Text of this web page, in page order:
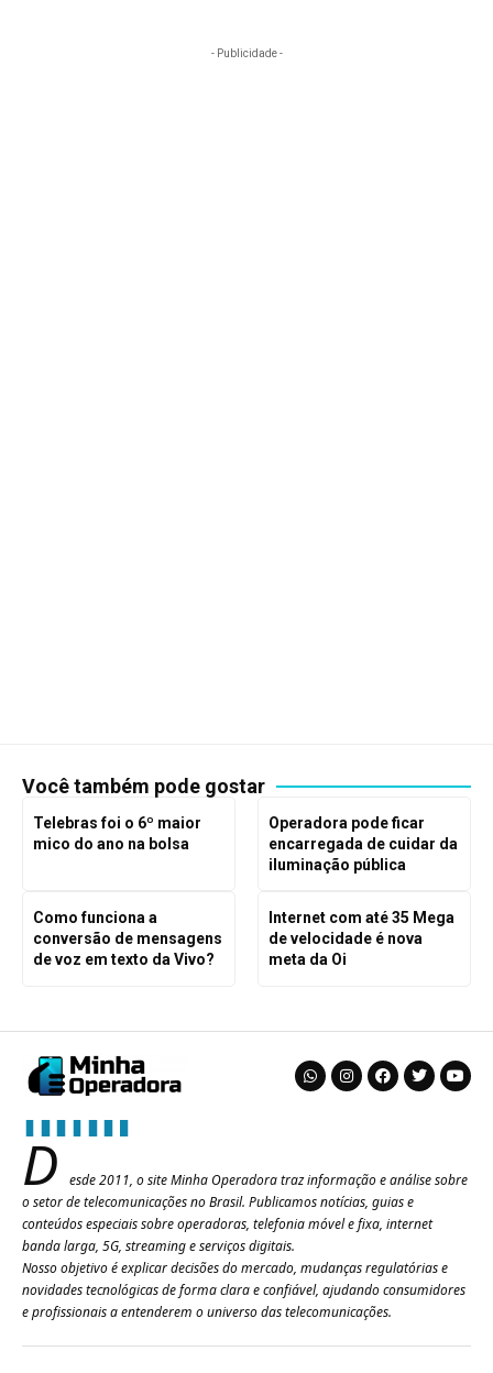
- Publicidade -
Você também pode gostar
Telebras foi o 6º maior
mico do ano na bolsa
Operadora pode ficar
encarregada de cuidar da
iluminação pública
Como funciona a
conversão de mensagens
de voz em texto da Vivo?
Internet com até 35 Mega
de velocidade é nova
meta da Oi
D
esde 2011, o site Minha Operadora traz informação e análise sobre
o setor de telecomunicações no Brasil. Publicamos notícias, guias e
conteúdos especiais sobre operadoras, telefonia móvel e fixa, internet
banda larga, 5G, streaming e serviços digitais.
Nosso objetivo é explicar decisões do mercado, mudanças regulatórias e
novidades tecnológicas de forma clara e confiável, ajudando consumidores
e profissionais a entenderem o universo das telecomunicações.